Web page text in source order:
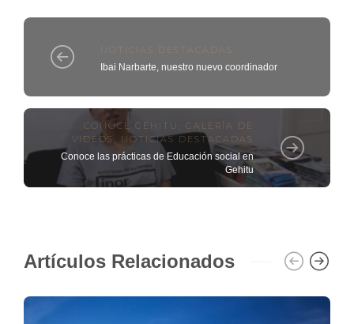
NOTICIAS DESTACADAS
Ibai Narbarte, nuestro nuevo coordinador
CONOCE GEHITU
GALERÍA DE
VIDEOS, NOTICIAS DESTACADAS
Conoce las prácticas de Educación social en
Gehitu
Artículos Relacionados